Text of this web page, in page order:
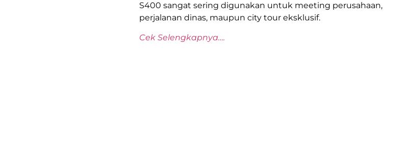
S400 sangat sering digunakan untuk meeting perusahaan,
perjalanan dinas, maupun city tour eksklusif.
Cek Selengkapnya….